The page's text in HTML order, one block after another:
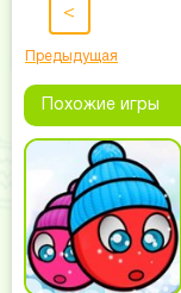
<
Предыдущая
Похожие игры